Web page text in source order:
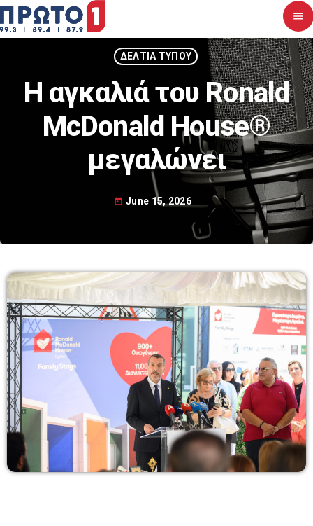
menu
close
Αρχική
Σχετικά με εμάς
Upcoming shows
Drive Time
16:00-19:00
16:00 - 19:00
Κοσμάς Δεβελέγκας
19:00-20:00
19:00 - 20:00
BEST OF ΠΡΩΙΝΑΔΙΚΟ
08:00 - 10:00
ΔΕΛΤΙΑ ΤΥΠΟΥ
H αγκαλιά του Ronald
McDonald House®
μεγαλώνει
today June 15, 2026